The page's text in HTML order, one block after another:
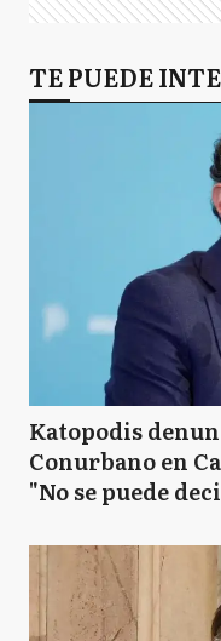
TE PUEDE
Katopodis
Conurbano en
"No se puede